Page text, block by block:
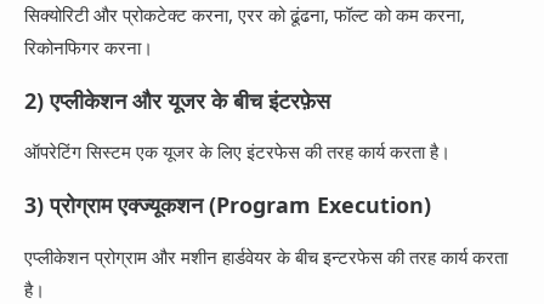
सिक्योरिटी और प्रोकटेक्ट करना, एरर को ढूंढना, फॉल्ट को कम करना,
रिकोनफिगर करना।
2) एप्लीकेशन और यूजर के बीच इंटरफ़ेस
ऑपरेटिंग सिस्टम एक यूजर के लिए इंटरफेस की तरह कार्य करता है।
3) प्रोग्राम एक्ज्यूकशन (Program Execution)
एप्लीकेशन प्रोग्राम और मशीन हार्डवेयर के बीच इन्टरफेस की तरह कार्य करता
है।